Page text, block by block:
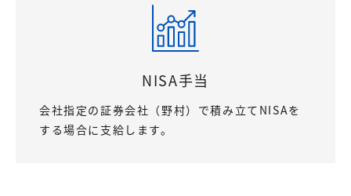
NISA手当
会社指定の証券会社（野村）で積み立てNISAを
する場合に支給します。